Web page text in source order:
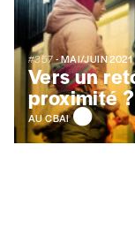
#357- MAI/JUIN 2021
Vers un
proximité ?
AU CBAI